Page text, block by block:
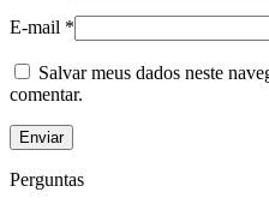
E-mail *
Salvar meus dados neste
comentar.
Perguntas